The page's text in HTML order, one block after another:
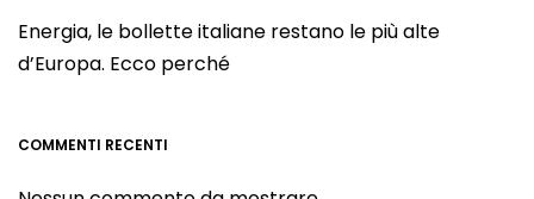
Energia, le bollette italiane restano le più alte
d’Europa. Ecco perché
COMMENTI RECENTI